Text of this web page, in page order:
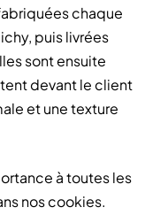
chaque
puis livrées
sont ensuite
devant le client
et une texture
à toutes les
nos cookies.